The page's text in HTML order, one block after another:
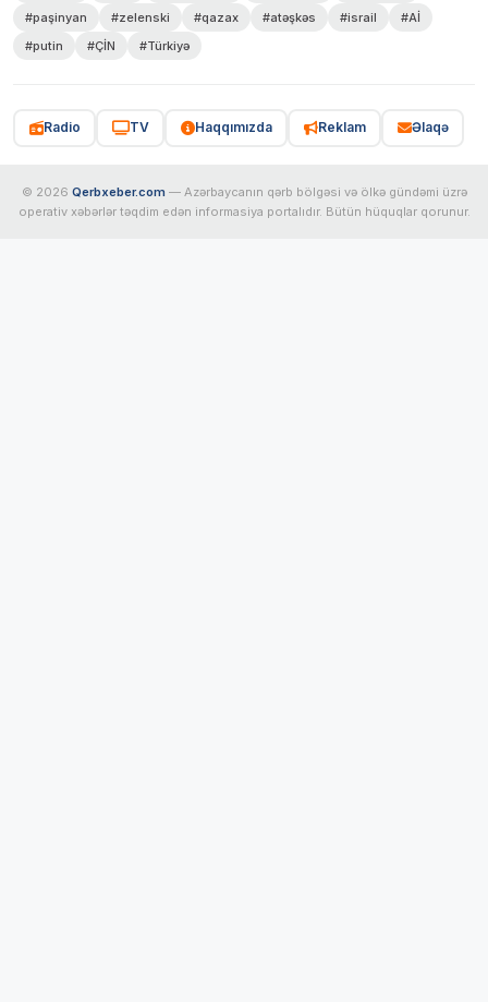
#paşinyan #zelenski #qazax #atəşkəs #israil
#Aİ
#putin
#ÇİN #Türkiyə
Radio TV Haqqımızda Reklam Əlaqə
© 2026 Qerbxeber.com — Azərbaycanın qərb bölgəsi və ölkə gündəmi üzrə
operativ xəbərlər təqdim edən informasiya portalıdır. Bütün hüquqlar qorunur.